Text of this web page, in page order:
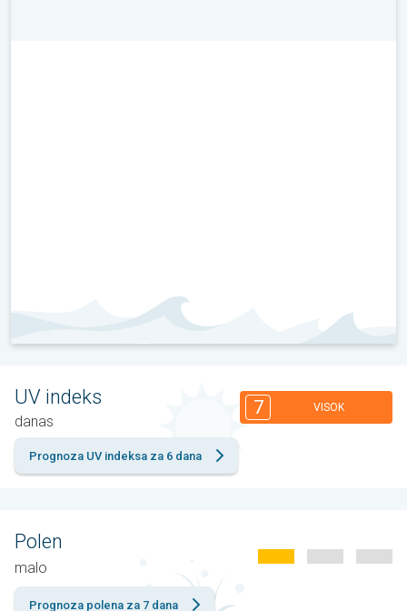
UV indeks
danas
7 VISOK
Prognoza UV indeksa za 6 dana
Polen
malo
Prognoza polena za 7 dana